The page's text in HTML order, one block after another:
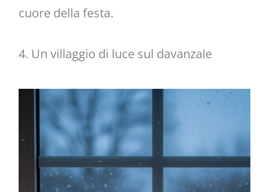
cuore della festa.
4. Un villaggio di luce sul davanzale